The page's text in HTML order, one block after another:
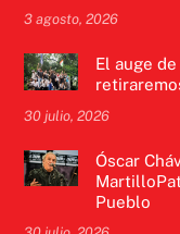
3 agosto, 2026
El auge de
30 julio, 2026
Óscar
Pueblo